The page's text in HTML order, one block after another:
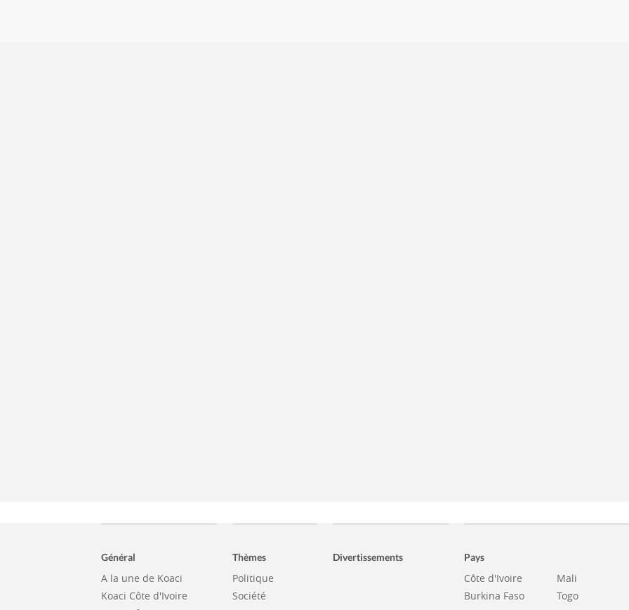
Général
A la une de Koaci
Koaci Côte d'Ivoire
Thèmes
Politique
Société
Divertissements Pays
Côte d'Ivoire
Burkina Faso
Mali
Togo